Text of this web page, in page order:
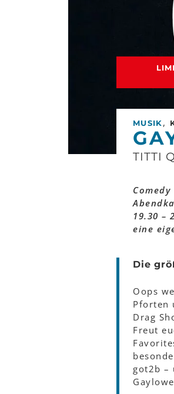
MUSIK,
TITTI
19.30 –
eine
Die
Oops
Pforten
Drag
Freut
got2b –